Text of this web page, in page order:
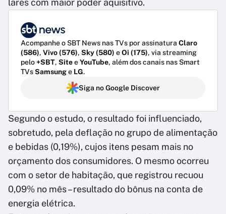
lares com maior poder aquisitivo.
Acompanhe o SBT News nas TVs por assinatura Claro
(586), Vivo (576), Sky (580) eOi (175), via streaming
pelo+SBT, SiteeYouTube, além dos canais nas Smart
TVsSamsunge LG.
Siga no Google Discover
Segundo o estudo, o resultado foi influenciado,
sobretudo, pela deflação no grupo de alimentação
e bebidas (0,19%), cujos itens pesam mais no
orçamento dos consumidores. O mesmo ocorreu
com o setor de habitação, que registrou recuou
0,09% no mês – resultado do bônus na conta de
energia elétrica.